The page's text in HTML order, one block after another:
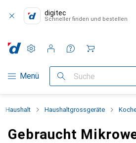
digitec
Schneller finden und bestellen
Navigation nach Kategorien
Menü Suche
Einstellungen
Kundenkonto
Vergleichslisten
Merklisten
Warenkorb
Haushalt Haushaltgrossgeräte
Gebraucht